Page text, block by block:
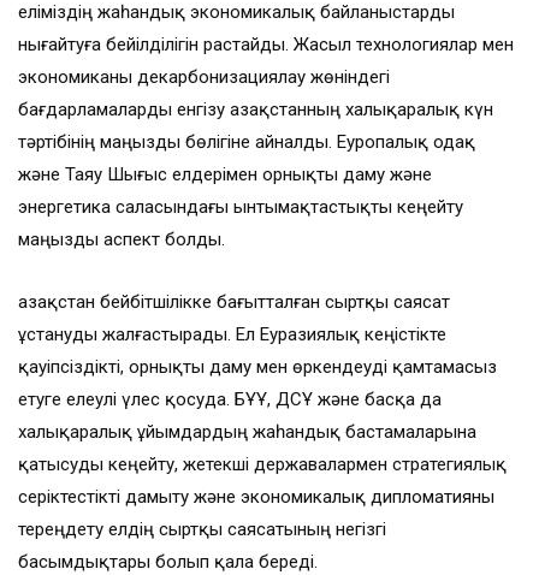
еліміздің жаһандық экономикалық байланыстарды
нығайтуға бейілділігін растайды. Жасыл технологиялар мен
экономиканы декарбонизациялау жөніндегі
бағдарламаларды енгізу Қазақстанның халықаралық күн
тәртібінің маңызды бөлігіне айналды. Еуропалық одақ
және Таяу Шығыс елдерімен орнықты даму және
энергетика саласындағы ынтымақтастықты кеңейту
маңызды аспект болды.
Қазақстан бейбітшілікке бағытталған сыртқы саясат
ұстануды жалғастырады. Ел Еуразиялық кеңістікте
қауіпсіздікті, орнықты даму мен өркендеуді қамтамасыз
етуге елеулі үлес қосуда. БҰҰ, ДСҰ және басқа да
халықаралық ұйымдардың жаһандық бастамаларына
қатысуды кеңейту, жетекші державалармен стратегиялық
серіктестікті дамыту және экономикалық дипломатияны
тереңдету елдің сыртқы саясатының негізгі
басымдықтары болып қала береді.